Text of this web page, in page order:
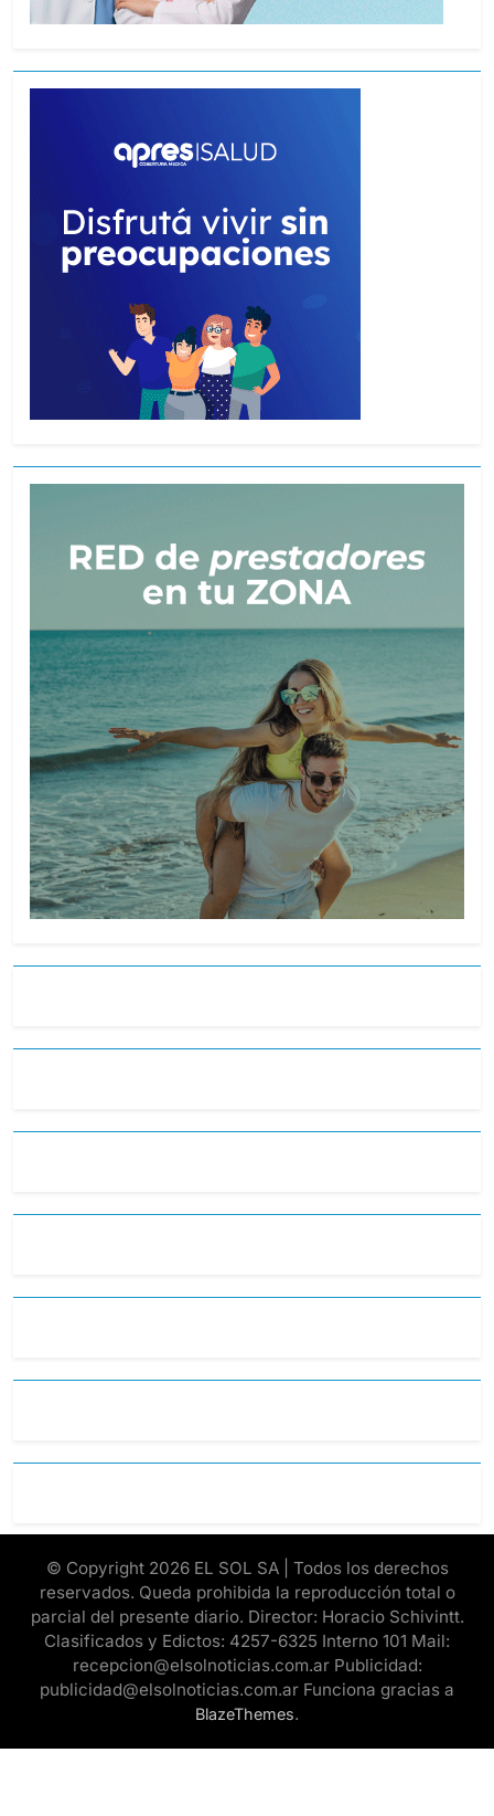
© Copyright 2026 EL SOL SA | Todos los derechos
reservados. Queda prohibida la reproducción total o
parcial del presente diario. Director: Horacio Schivintt.
Clasificados y Edictos: 4257-6325 Interno 101 Mail:
recepcion@elsolnoticias.com.ar Publicidad:
publicidad@elsolnoticias.com.ar Funciona gracias a
BlazeThemes.